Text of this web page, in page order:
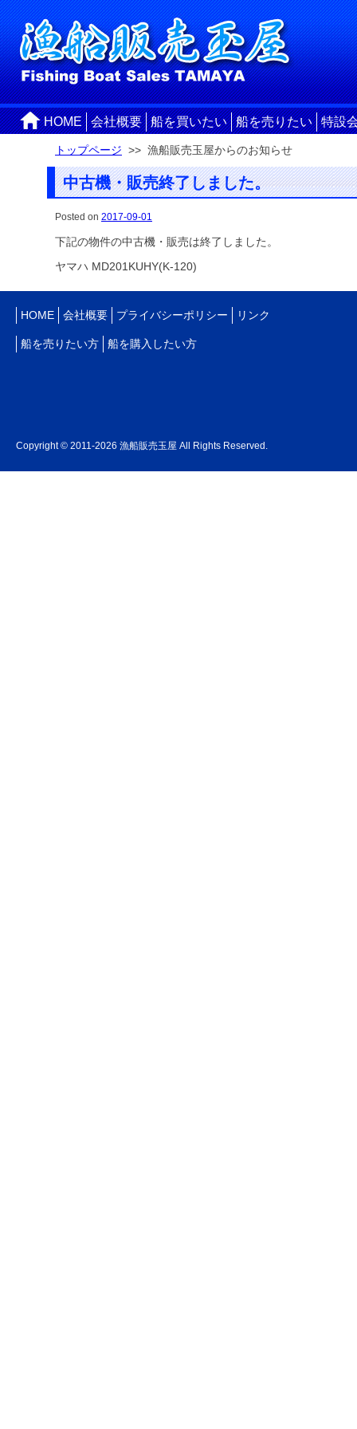
HOME 会社概要 船を買いたい 船を売りたい 特設
トップページ >> 漁船販売玉屋からのお知らせ
中古機・販売終了しました。
Posted on 2017-09-01
下記の物件の中古機・販売は終了しました。
ヤマハ MD201KUHY(K-120)
HOME 会社概要 プライバシーポリシー リンク
船を売りたい方 船を購入したい方
Copyright © 2011-2026 漁船販売玉屋 All Rights Reserved.